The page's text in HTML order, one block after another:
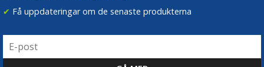
✔ Få uppdateringar om de senaste produkterna